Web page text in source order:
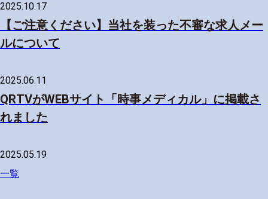
2025.10.17
【ご注意ください】当社を装った不審な求人メー
ルについて
2025.06.11
QRTVがWEBサイト「時事メディカル」に掲載さ
れました
2025.05.19
一覧